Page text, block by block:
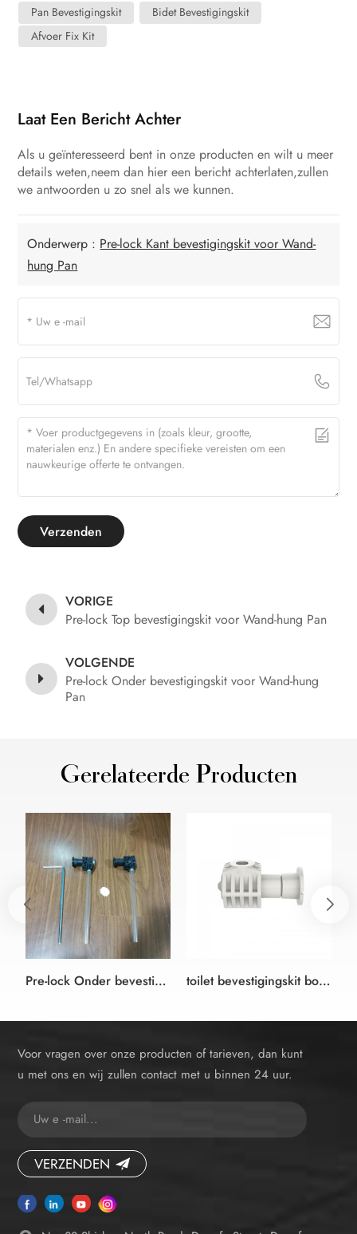
Pan Bevestigingskit
Bidet Bevestigingskit
Afvoer Fix Kit
Laat Een Bericht Achter
Als u geïnteresseerd bent in onze producten en wilt u meer
details weten,neem dan hier een bericht achterlaten,zullen
we antwoorden u zo snel als we kunnen.
Onderwerp : Pre-lock Kant bevestigingskit voor Wand-
hung Pan
Verzenden
VORIGE
Pre-lock Top bevestigingskit voor Wand-hung Pan
VOLGENDE
Pre-lock Onder bevestigingskit voor Wand-hung
Pan
Gerelateerde Producten
Pre-lock Onder bevestigingskit voor Wand-hung Pan toilet bevestigingskit boven en beneden opties
Voor vragen over onze producten of tarieven, dan kunt
u met ons en wij zullen contact met u binnen 24 uur.
VERZENDEN